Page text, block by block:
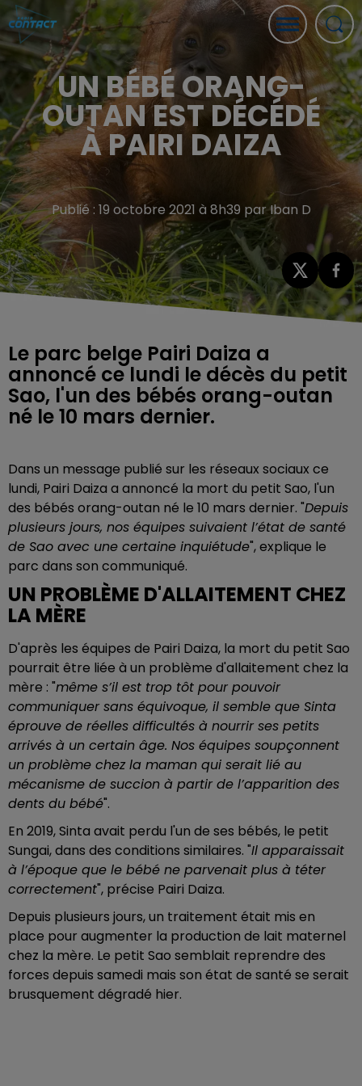
UN BÉBÉ ORANG-
OUTAN EST DÉCÉDÉ
À PAIRI DAIZA
Publié : 19 octobre 2021 à 8h39 par Iban D
Le parc belge Pairi Daiza a
annoncé ce lundi le décès du petit
Sao, l'un des bébés orang-outan
né le 10 mars dernier.
Dans un message publié sur les réseaux sociaux ce
lundi, Pairi Daiza a annoncé la mort du petit Sao, l'un
des bébés orang-outan né le 10 mars dernier. "Depuis
plusieurs jours, nos équipes suivaient l’état de santé
de Sao avec une certaine inquiétude", explique le
parc dans son communiqué.
UN PROBLÈME D'ALLAITEMENT CHEZ
LA MÈRE
D'après les équipes de Pairi Daiza, la mort du petit Sao
pourrait être liée à un problème d'allaitement chez la
mère : "même s’il est trop tôt pour pouvoir
communiquer sans équivoque, il semble que Sinta
éprouve de réelles difficultés à nourrir ses petits
arrivés à un certain âge. Nos équipes soupçonnent
un problème chez la maman qui serait lié au
mécanisme de succion à partir de l’apparition des
dents du bébé".
En 2019, Sinta avait perdu l'un de ses bébés, le petit
Sungai, dans des conditions similaires. "Il apparaissait
à l’époque que le bébé ne parvenait plus à téter
correctement", précise Pairi Daiza.
Depuis plusieurs jours, un traitement était mis en
place pour augmenter la production de lait maternel
chez la mère. Le petit Sao semblait reprendre des
forces depuis samedi mais son état de santé se serait
brusquement dégradé hier.